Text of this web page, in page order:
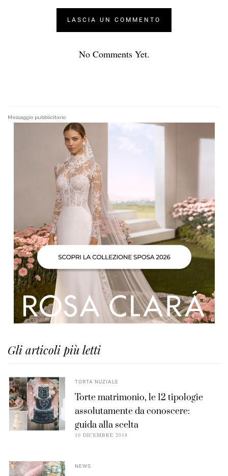
No Comments Yet.
Messaggio pubblicitario
Gli articoli più letti
TORTA NUZIALE
Torte matrimonio, le 12 tipologie
assolutamente da conoscere:
guida alla scelta
10 DICEMBRE 2018
NEWS